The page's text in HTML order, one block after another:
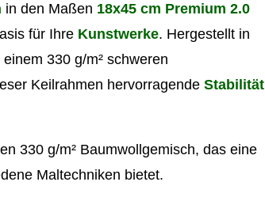
in den Maßen 18x45 cm Premium 2.0
für Ihre Kunstwerke. Hergestellt in
330 g/m² schweren
Keilrahmen hervorragende Stabilität
330 g/m² Baumwollgemisch, das eine
Maltechniken bietet.